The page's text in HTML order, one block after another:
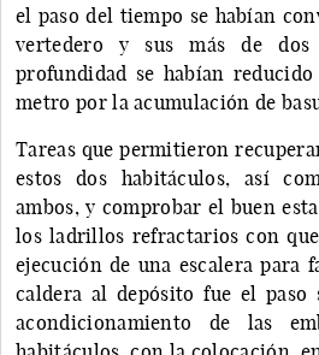
el paso del tiempo se habían
vertedero y sus más de
profundidad se habían
metro por la acumulación de
Tareas que permitieron
estos dos habitáculos, así
ambos, y comprobar el buen
los ladrillos refractarios con
ejecución de una escalera para
caldera al depósito fue el paso
acondicionamiento de las